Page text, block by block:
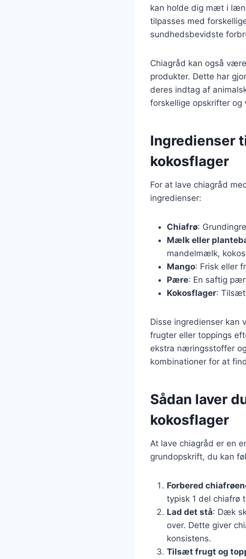
kan holde dig mæt i
tilpasses med
sundhedsbevidste
Chiagråd kan også
produkter. Dette har
deres indtag af
forskellige opskrifter og
Ingredienser
kokosflager
For at lave chiagråd
ingredienser:
Chiafrø:
Mælk eller
mandelmælk,
Mango: Frisk eller
Pære: En saftig
Kokosflager:
Disse ingredienser kan
frugter eller toppings
ekstra næringsstoffer
kombinationer for at
Sådan laver
kokosflager
At lave chiagråd er en
grundopskrift, du kan
Forbered
typisk 1 del chiafrø
Lad det stå: Dæk
over. Dette giver
konsistens.
Tilsæt frugt og